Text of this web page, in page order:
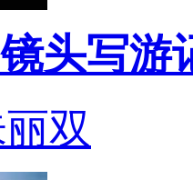
头写游
双